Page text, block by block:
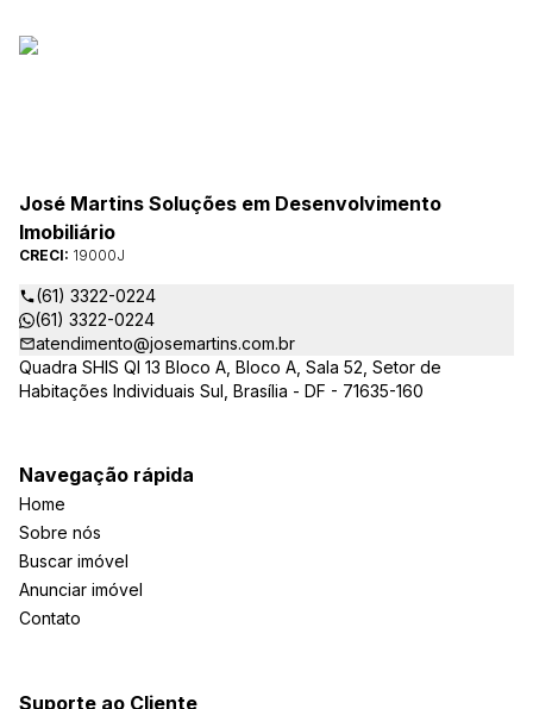
José Martins Soluções em Desenvolvimento
Imobiliário
CRECI: 19000J
(61) 3322-0224
(61) 3322-0224
atendimento@josemartins.com.br
Quadra SHIS QI 13 Bloco A, Bloco A, Sala 52, Setor de
Habitações Individuais Sul, Brasília - DF - 71635-160
Navegação rápida
Home
Sobre nós
Buscar imóvel
Anunciar imóvel
Contato
Suporte ao Cliente